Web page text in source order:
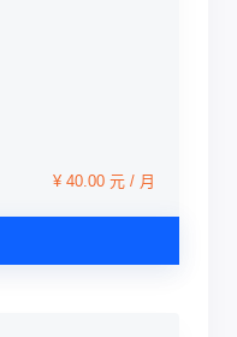
¥ 40.00 元 / 月